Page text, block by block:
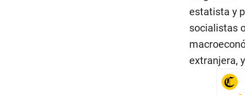
estatista y
socialistas
extranjera,